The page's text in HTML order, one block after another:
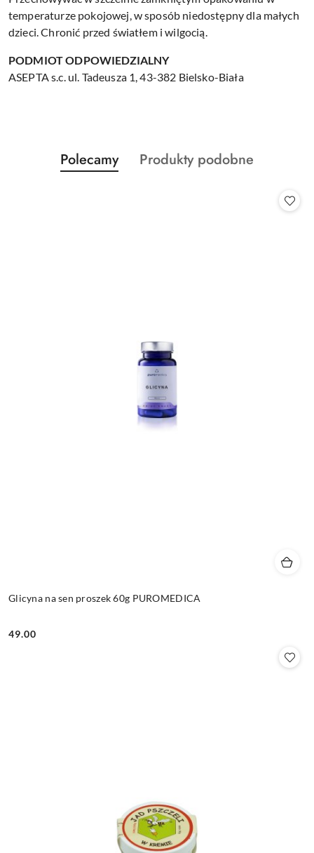
temperaturze pokojowej, w sposób niedostępny dla małych
dzieci. Chronić przed światłem i wilgocią.
PODMIOT ODPOWIEDZIALNY
ASEPTA s.c. ul. Tadeusza 1, 43-382 Bielsko-Biała
Pomiń karuzelę produktów
Produkty
o
Polecamy
Produkty
Produkty podobne
Glicyna na sen proszek 60g PUROMEDICA
Cena:
49.00